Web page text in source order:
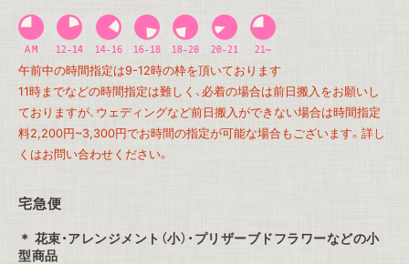
午前中の時間指定は9-12時の枠を頂いております
11時までなどの時間指定は難しく、必着の場合は前日搬入をお願いし
ておりますが、ウェディングなど前日搬入ができない場合は時間指定
料2,200円~3,300円でお時間の指定が可能な場合もございます。詳し
くはお問い合わせください。
宅急便
花束・アレンジメント（小）・プリザーブドフラワーなどの小
型商品